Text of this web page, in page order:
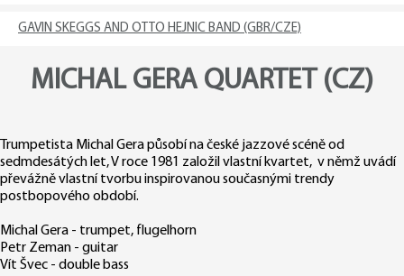
GAVIN SKEGGS AND OTTO HEJNIC BAND (GBR/CZE)
MICHAL GERA QUARTET (CZ)
Trumpetista Michal Gera působí na české jazzové scéně od
sedmdesátých let, V roce 1981 založil vlastní kvartet, v němž uvádí
převážně vlastní tvorbu inspirovanou současnými trendy
postbopového období.
Michal Gera - trumpet, flugelhorn
Petr Zeman - guitar
Vít Švec - double bass